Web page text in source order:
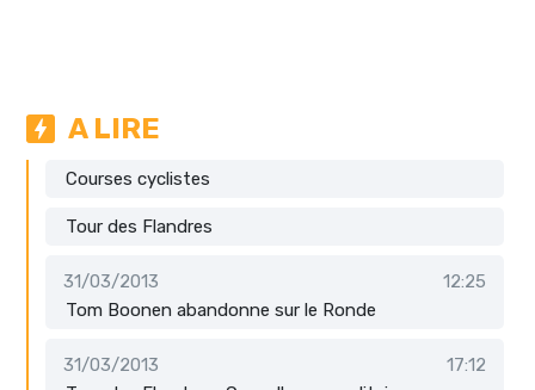
A LIRE
Courses cyclistes
Tour des Flandres
31/03/2013
12:25
Tom Boonen abandonne sur le Ronde
31/03/2013
17:12